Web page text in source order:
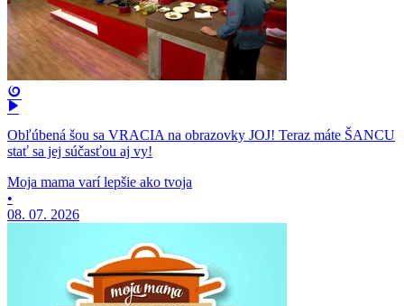
Obľúbená šou sa VRACIA na obrazovky JOJ! Teraz máte ŠANCU
stať sa jej súčasťou aj vy!
Moja mama varí lepšie ako tvoja
•
08. 07. 2026